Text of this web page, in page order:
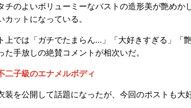
のよいボリューミーなバストの造形美が艶めか
カットになっている。
では「ガチでたまらん…」「大好きすぎる」「
た手放しの絶賛コメントが相次いだ。
二子級のエナメルボディ
を公開して話題になったが、今回のポストも大